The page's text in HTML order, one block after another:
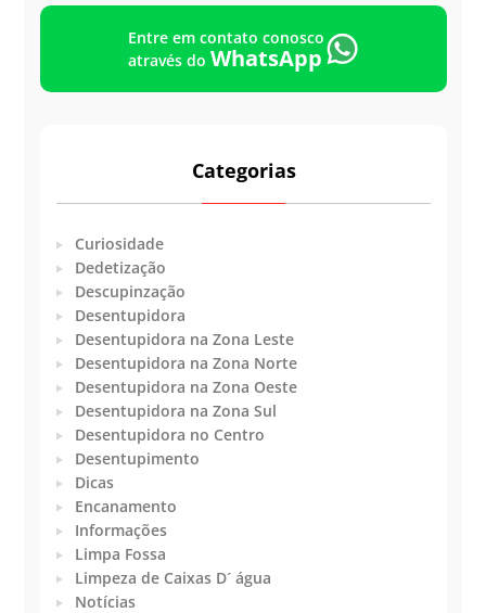
Entre em contato conosco
através do WhatsApp
Categorias
Curiosidade
Dedetização
Descupinzação
Desentupidora
Desentupidora na Zona Leste
Desentupidora na Zona Norte
Desentupidora na Zona Oeste
Desentupidora na Zona Sul
Desentupidora no Centro
Desentupimento
Dicas
Encanamento
Informações
Limpa Fossa
Limpeza de Caixas D´ água
Notícias